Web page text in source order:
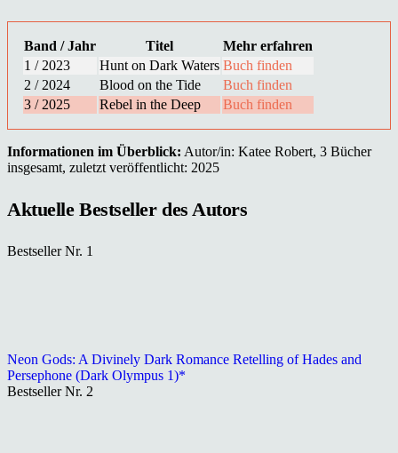
Band / Jahr Titel
Mehr erfahren
1 / 2023
Hunt on Dark Waters Buch finden
2 / 2024
Blood on the Tide
Buch finden
3 / 2025
Rebel in the Deep Buch finden
Informationen im Überblick: Autor/in: Katee Robert, 3 Bücher
insgesamt, zuletzt veröffentlicht: 2025
Aktuelle Bestseller des Autors
Bestseller Nr. 1
Neon Gods: A Divinely Dark Romance Retelling of Hades and
Persephone (Dark Olympus 1)*
Bestseller Nr. 2